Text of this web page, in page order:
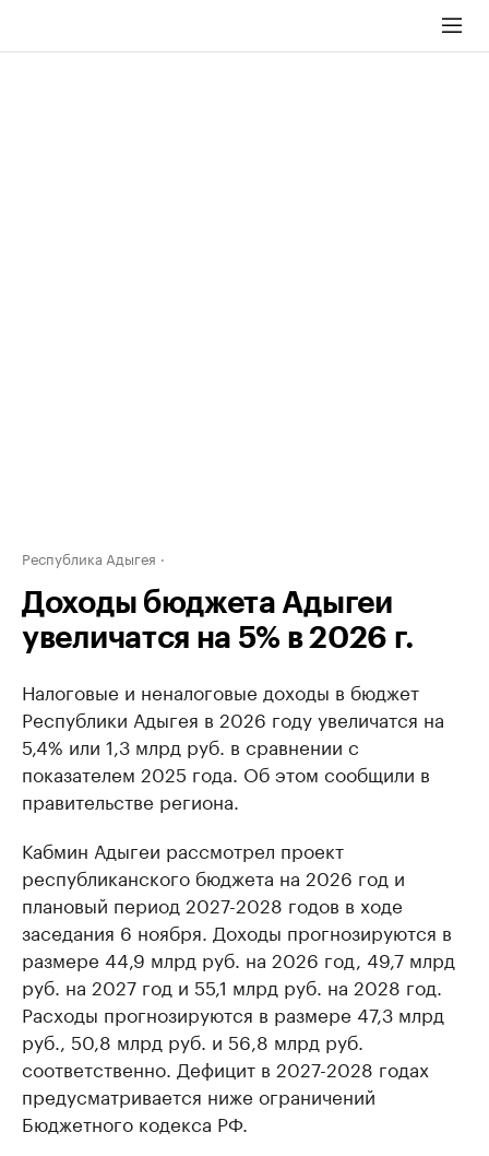
Республика Адыгея
Доходы бюджета Адыгеи
увеличатся на 5% в 2026 г.
Налоговые и неналоговые доходы в бюджет
Республики Адыгея в 2026 году увеличатся на
5,4% или 1,3 млрд руб. в сравнении с
показателем 2025 года. Об этом сообщили в
правительстве региона.
Кабмин Адыгеи рассмотрел проект
республиканского бюджета на 2026 год и
плановый период 2027-2028 годов в ходе
заседания 6 ноября. Доходы прогнозируются в
размере 44,9 млрд руб. на 2026 год, 49,7 млрд
руб. на 2027 год и 55,1 млрд руб. на 2028 год.
Расходы прогнозируются в размере 47,3 млрд
руб., 50,8 млрд руб. и 56,8 млрд руб.
соответственно. Дефицит в 2027-2028 годах
предусматривается ниже ограничений
Бюджетного кодекса РФ.